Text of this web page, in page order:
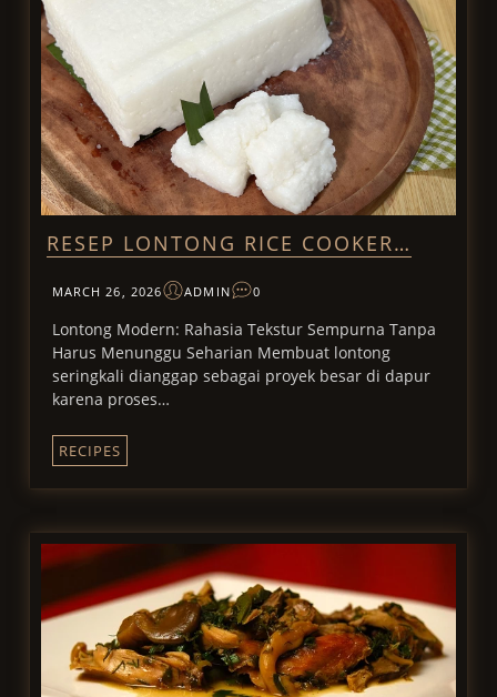
RESEP LONTONG RICE COOKER…
MARCH 26, 2026 ADMIN 0
Lontong Modern: Rahasia Tekstur Sempurna Tanpa
Harus Menunggu Seharian Membuat lontong
seringkali dianggap sebagai proyek besar di dapur
karena proses…
RECIPES